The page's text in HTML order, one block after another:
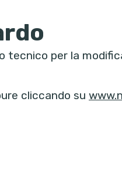
tecnico per la
cliccando su